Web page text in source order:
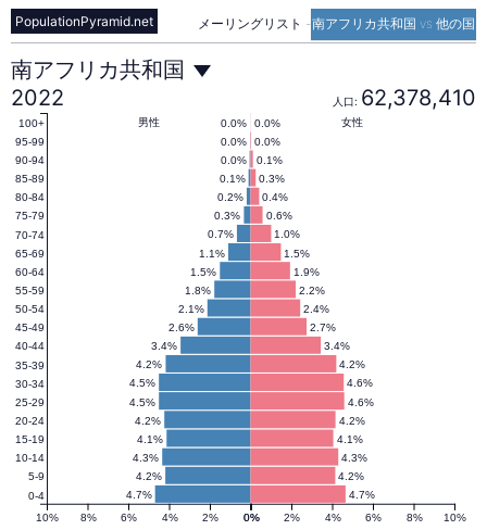
メーリングリスト -南アフリカ共和国 vs 他の国
PopulationPyramid.net
南
ア
フ
リ
カ
共
和
国
南アフリカ共和国
2022
人口: 62,378,410
4.7%
4.7%
4.2%
4.2%
4.3%
4.3%
4.1%
4.1%
4.2%
4.2%
4.6%
4.5%
4.6%
4.5%
4.2%
4.2%
3.4%
3.4%
2.7%
2.6%
2.4%
2.1%
2.2%
1.8%
1.9%
1.5%
1.5%
1.1%
1.0%
0.7%
0.6%
0.3%
0.4%
0.2%
0.3%
0.1%
0.1%
0.0%
0.0%
0.0%
0.0%
0.0% 女性
男性
0% 2% 4% 6% 8% 10%
10% 8% 6% 4% 2% 0%
0-4
5-9
10-14
15-19
20-24
25-29
30-34
35-39
40-44
45-49
50-54
55-59
60-64
65-69
70-74
75-79
80-84
85-89
90-94
95-99
100+